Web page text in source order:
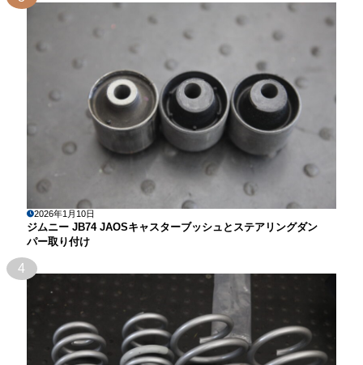
2026年1月10日
ジムニー JB74 JAOSキャスターブッシュとステアリングダン
パー取り付け
4